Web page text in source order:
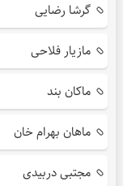
گرشا رضایی
مازیار فلاحی
ماکان بند
ماهان بهرام خان
مجتبی دربیدی